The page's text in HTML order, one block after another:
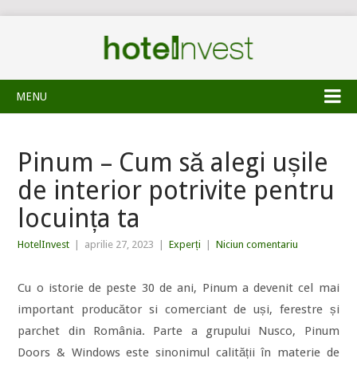
MENU
Pinum – Cum să alegi ușile
de interior potrivite pentru
locuința ta
HotelInvest aprilie 27, 2023 Experți Niciun comentariu
Cu o istorie de peste 30 de ani, Pinum a devenit cel mai
important producător si comerciant de uși, ferestre și
parchet din România. Parte a grupului Nusco, Pinum
Doors & Windows este sinonimul calității în materie de